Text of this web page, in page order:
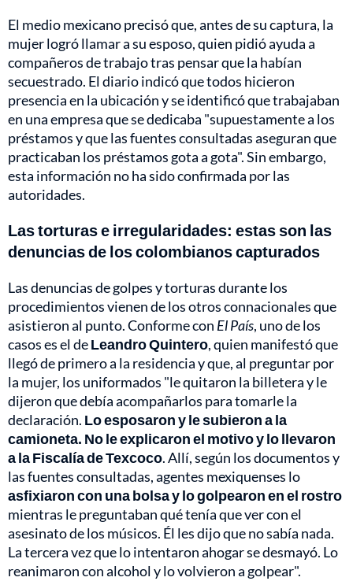
El medio mexicano precisó que, antes de su captura, la
mujer logró llamar a su esposo, quien pidió ayuda a
compañeros de trabajo tras pensar que la habían
secuestrado. El diario indicó que todos hicieron
presencia en la ubicación y se identificó que trabajaban
en una empresa que se dedicaba "supuestamente a los
préstamos y que las fuentes consultadas aseguran que
practicaban los préstamos gota a gota". Sin embargo,
esta información no ha sido confirmada por las
autoridades.
Las torturas e irregularidades: estas son las
denuncias de los colombianos capturados
Las denuncias de golpes y torturas durante los
procedimientos vienen de los otros connacionales que
asistieron al punto. Conforme con El País, uno de los
casos es el deLeandro Quintero, quien manifestó que
llegó de primero a la residencia y que, al preguntar por
la mujer, los uniformados "le quitaron la billetera y le
dijeron que debía acompañarlos para tomarle la
declaración. Lo esposaron y le subieron a la
camioneta. No le explicaron el motivo y lo llevaron
a la Fiscalía de Texcoco. Allí, según los documentos y
las fuentes consultadas, agentes mexiquenses lo
asfixiaron con una bolsa y lo golpearon en el rostro
mientras le preguntaban qué tenía que ver con el
asesinato de los músicos. Él les dijo que no sabía nada.
La tercera vez que lo intentaron ahogar se desmayó. Lo
reanimaron con alcohol y lo volvieron a golpear".